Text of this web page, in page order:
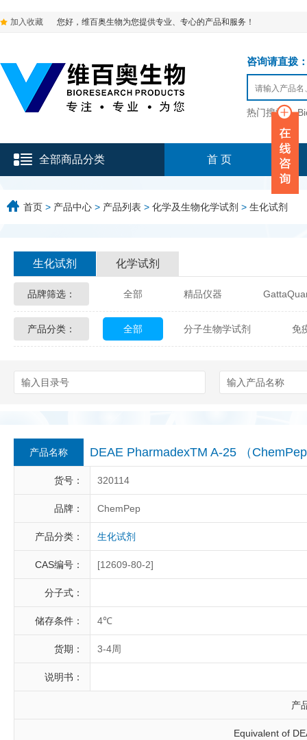
加入收藏 您好，维百奥生物为您提供专业、专心的产品和服务！
咨询请直拨
热门搜索：
全部商品分类 首 页
首页 > 产品中心 > 产品列表 > 化学及生物化学试剂 > 生化试剂
生化试剂 化学试剂
品牌筛选： 全部 精品仪器
Glycon Biochem Sterlitech
Berry & Associates
LGC Maine Standards
Abbexa AbD Serotec
产品分类： 全部 分子生物学试剂 免
产品名称 DEAE PharmadexTM A-25 （
货号： 320114
品牌： ChemPep
产品分类： 生化试剂
CAS编号： [12609-80-2]
分子式：
储存条件： 4℃
货期： 3-4周
说明书：
产
Equivalent of